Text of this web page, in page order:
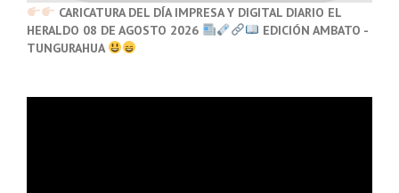
CARICATURA DEL DÍA IMPRESA Y DIGITAL DIARIO EL
HERALDO 08 DE AGOSTO 2026
EDICIÓN AMBATO -
TUNGURAHUA